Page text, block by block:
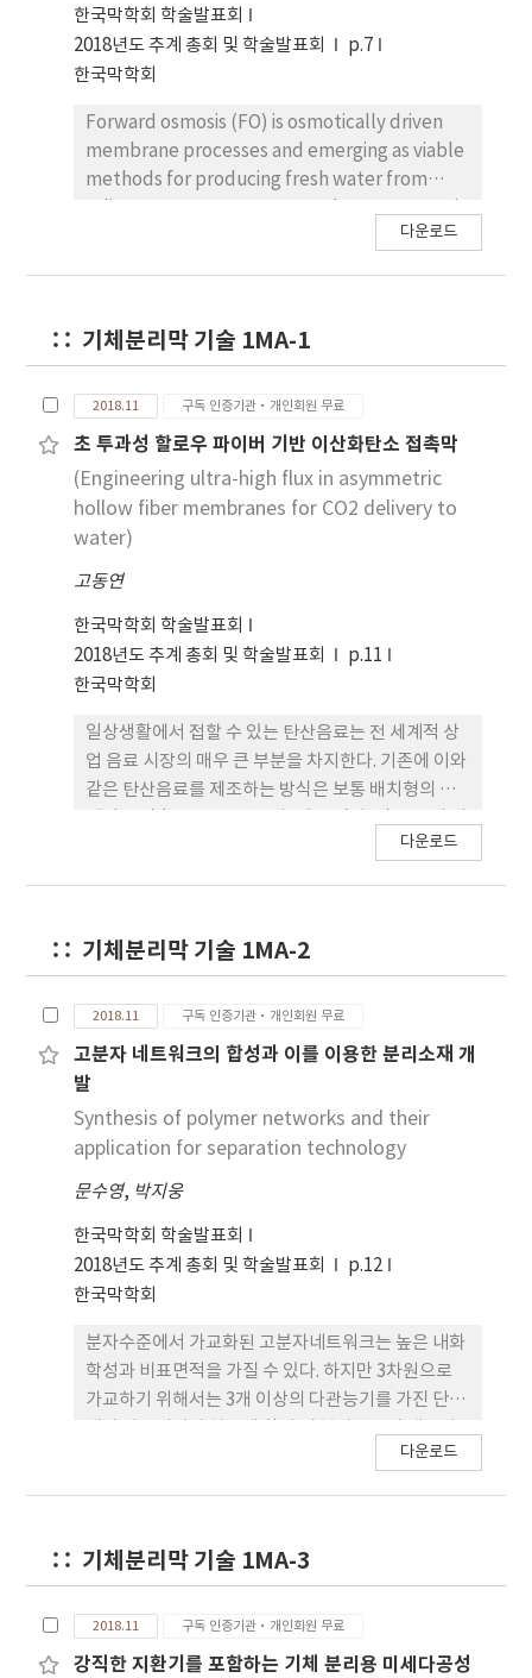
한국막학회 학술발표회
2018년도 추계 총회 및 학술발표회
p.7
한국막학회
Forward osmosis (FO) is osmotically driven
membrane processes and emerging as viable
methods for producing fresh water from
treatment, reverse osmosis concentrate
nutritious drinks, pharmaceutical industries,
etc. In particular, although FO membranes
have been available for over 40 years, there is
still room to improve the water flux and
presentation will initially probe various
opportunities to extend potential
applications, identifying key technology
constraints. Then our FO membranes
developed will be presented.
다운로드
기체분리막 기술 1MA-1
2018.11 구독 인증기관·개인회원 무료
초 투과성 할로우 파이버 기반 이산화탄소 접촉막
(Engineering ultra-high flux in asymmetric
hollow fiber membranes for CO2 delivery to
water)
고동연
한국막학회 학술발표회
2018년도 추계 총회 및 학술발표회
p.11
한국막학회
일상생활에서 접할 수 있는 탄산음료는 전 세계적 상
업 음료 시장의 매우 큰 부분을 차지한다. 기존에 이와
같은 탄산음료를 제조하는 방식은 보통 배치형의 기
루어져 왔다. 하지만 이와 같은 기계적 교반을 동반한
대체할 수 있는 초소형 연속식 탄산화 장치를 할로우
탄소 기체 버블이 발생하지 않으며 물로 이산화탄소
를 직접 전달할 수 있는 이와 같은 시스템은 여러 산업
분야의 응용이 가능할 것으로 예상된다.
다운로드
기체분리막 기술 1MA-2
2018.11 구독 인증기관·개인회원 무료
고분자 네트워크의 합성과 이를 이용한 분리소재 개
발
Synthesis of polymer networks and their
application for separation technology
문수영, 박지웅
한국막학회 학술발표회
2018년도 추계 총회 및 학술발표회
p.12
한국막학회
분자수준에서 가교화된 고분자네트워크는 높은 내화
학성과 비표면적을 가질 수 있다. 하지만 3차원으로
가교하기 위해서는 3개 이상의 다관능기를 가진 단량
크를 구성하기 전에 겔화가 되거나 침전이 발생하게
졸을 합성한다. 합성된 sol은 다양한 공정에 의해 나
구조를 가지는 모노리스, 고분자 복합체로 가공이 가
능하며 이를 이용하여 흡착제, 기체분리막 등 가스분
다운로드
기체분리막 기술 1MA-3
2018.11 구독 인증기관·개인회원 무료
강직한 지환기를 포함하는 기체 분리용 미세다공성